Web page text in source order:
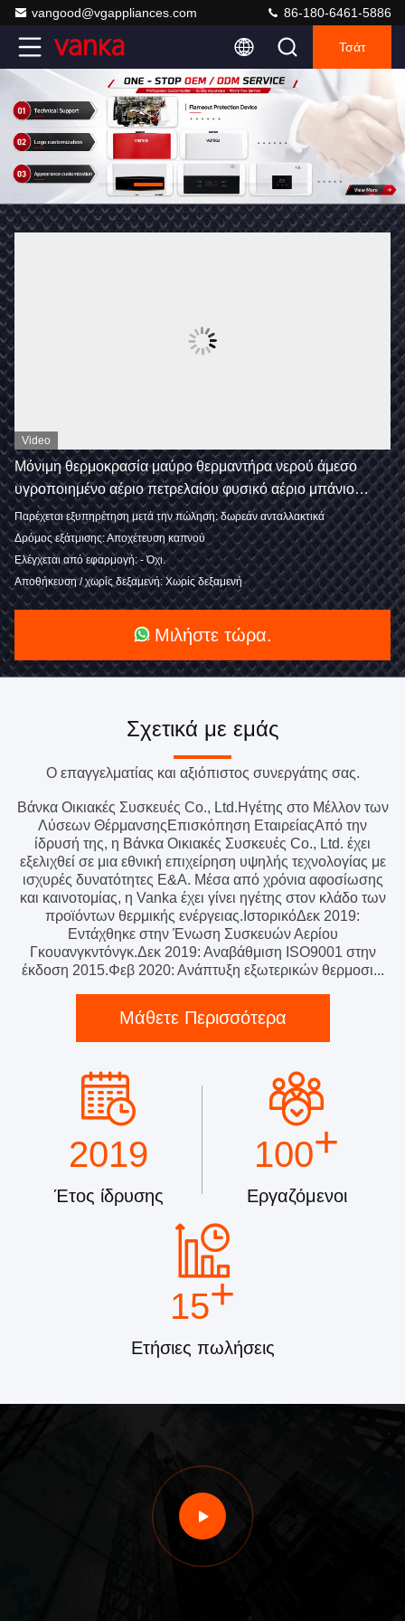
vangood@vgappliances.com 86-180-6461-5886
Τσάτ
Video
Μόνιμη θερμοκρασία μαύρο θερμαντήρα νερού άμεσο
υγροποιημένο αέριο πετρελαίου φυσικό αέριο μπάνιο
οικιακό θερμαντήρα νερού αερίου
Παρέχεται εξυπηρέτηση μετά την πώληση: δωρεάν ανταλλακτικά
Δρόμος εξάτμισης: Αποχέτευση καπνού
Ελέγχεται από εφαρμογή: - Όχι.
Αποθήκευση / χωρίς δεξαμενή: Χωρίς δεξαμενή
Μιλήστε τώρα.
Σχετικά με εμάς
Ο επαγγελματίας και αξιόπιστος συνεργάτης σας.
Βάνκα Οικιακές Συσκευές Co., Ltd.Ηγέτης στο Μέλλον των
Λύσεων ΘέρμανσηςΕπισκόπηση ΕταιρείαςΑπό την
ίδρυσή της, η Βάνκα Οικιακές Συσκευές Co., Ltd. έχει
εξελιχθεί σε μια εθνική επιχείρηση υψηλής τεχνολογίας με
ισχυρές δυνατότητες Ε&Α. Μέσα από χρόνια αφοσίωσης
και καινοτομίας, η Vanka έχει γίνει ηγέτης στον κλάδο των
προϊόντων θερμικής ενέργειας.ΙστορικόΔεκ 2019:
Εντάχθηκε στην Ένωση Συσκευών Αερίου
Γκουανγκντόνγκ.Δεκ 2019: Αναβάθμιση ISO9001 στην
έκδοση 2015.Φεβ 2020: Ανάπτυξη εξωτερικών θερμοσι...
Μάθετε Περισσότερα
2019
Έτος ίδρυσης
100+
Εργαζόμενοι
15+
Ετήσιες πωλήσεις